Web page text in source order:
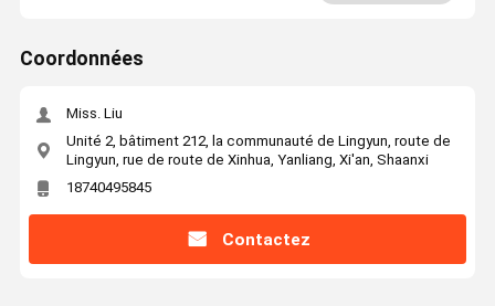
Coordonnées
Miss. Liu
Unité 2, bâtiment 212, la communauté de Lingyun, route de
Lingyun, rue de route de Xinhua, Yanliang, Xi'an, Shaanxi
18740495845
Contactez